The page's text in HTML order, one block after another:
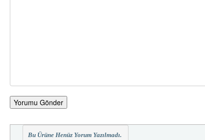
Yorumu Gönder
Bu Ürüne Henüz Yorum Yazılmadı.